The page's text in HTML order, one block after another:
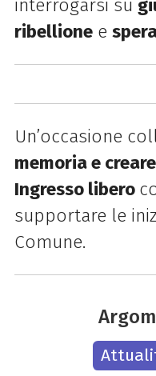
interrogarsi su
ribellionee
Un’occasione
memoria e
Ingresso libero
supportare le
Comune.